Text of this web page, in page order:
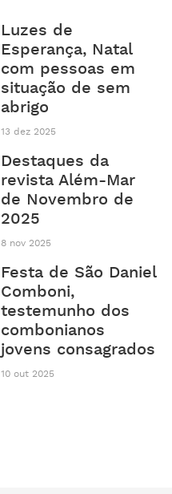
Luzes de
Esperança, Natal
com pessoas em
situação de sem
abrigo
13 dez 2025
Destaques da
revista Além-Mar
de Novembro de
2025
8 nov 2025
Festa de São Daniel
Comboni,
testemunho dos
combonianos
jovens consagrados
10 out 2025